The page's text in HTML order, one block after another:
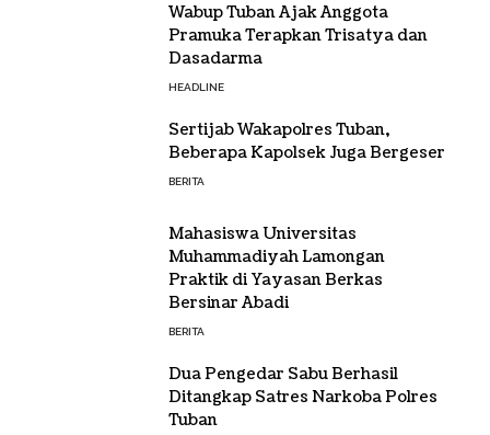
Wabup Tuban Ajak Anggota
Pramuka Terapkan Trisatya dan
Dasadarma
HEADLINE
Sertijab Wakapolres Tuban,
Beberapa Kapolsek Juga Bergeser
BERITA
Mahasiswa Universitas
Muhammadiyah Lamongan
Praktik di Yayasan Berkas
Bersinar Abadi
BERITA
Dua Pengedar Sabu Berhasil
Ditangkap Satres Narkoba Polres
Tuban